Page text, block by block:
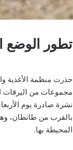
تطور الوضع
حذرت منظمة الأغذية
مجموعات من اليرقات
نشرة صادرة يوم
بالقرب من طانطان،
المحيطة بها.